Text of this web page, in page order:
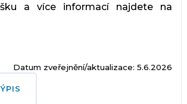
a více informací najdete na
Datum zveřejnění/aktualizace: 5.6.2026